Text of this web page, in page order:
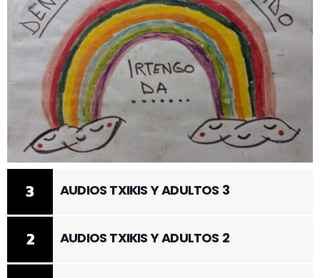
2 AUDIOS TXIKIS Y ADULTOS 2
3 AUDIOS TXIKIS Y ADULTOS 3